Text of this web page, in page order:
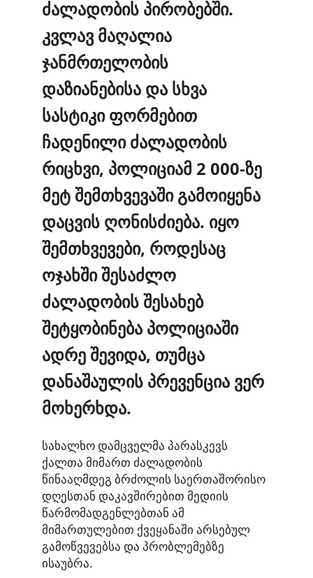
ძალადობის პირობებში.
კვლავ მაღალია
ჯანმრთელობის
დაზიანებისა და სხვა
სასტიკი ფორმებით
ჩადენილი ძალადობის
რიცხვი, პოლიციამ 2 000-ზე
მეტ შემთხვევაში გამოიყენა
დაცვის ღონისძიება. იყო
შემთხვევები, როდესაც
ოჯახში შესაძლო
ძალადობის შესახებ
შეტყობინება პოლიციაში
ადრე შევიდა, თუმცა
დანაშაულის პრევენცია ვერ
მოხერხდა.
სახალხო დამცველმა პარასკევს
ქალთა მიმართ ძალადობის
წინააღმდეგ ბრძოლის საერთაშორისო
დღესთან დაკავშირებით მედიის
წარმომადგენლებთან ამ
მიმართულებით ქვეყანაში არსებულ
გამოწვევებსა და პრობლემებზე
ისაუბრა.